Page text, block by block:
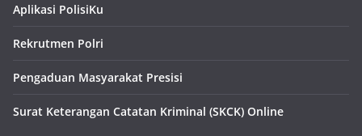
Aplikasi PolisiKu
Rekrutmen Polri
Pengaduan Masyarakat Presisi
Surat Keterangan Catatan Kriminal (SKCK) Online